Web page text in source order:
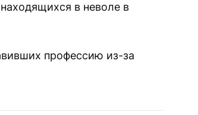
в неволе в
профессию из-за